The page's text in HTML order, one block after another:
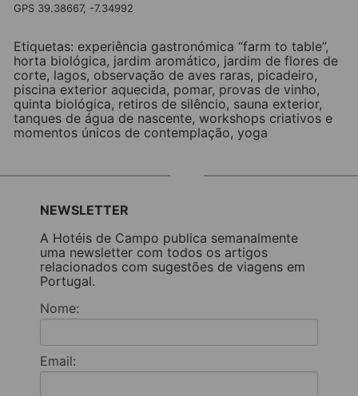
GPS 39.38667, -7.34992
Etiquetas: experiência gastronómica “farm to table”,
horta biológica, jardim aromático, jardim de flores de
corte, lagos, observação de aves raras, picadeiro,
piscina exterior aquecida, pomar, provas de vinho,
quinta biológica, retiros de silêncio, sauna exterior,
tanques de água de nascente,workshops criativos e
momentos únicos de contemplação,yoga
NEWSLETTER
A Hotéis de Campo publica semanalmente
uma newsletter com todos os artigos
relacionados com sugestões de viagens em
Portugal.
Nome:
Email: